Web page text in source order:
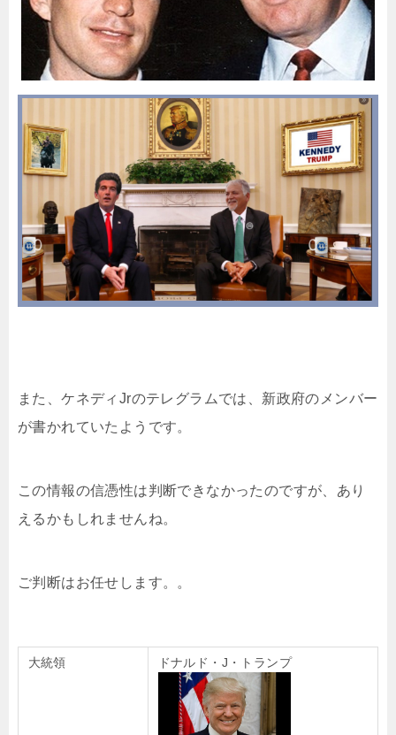
また、ケネディJrのテレグラムでは、新政府のメンバー
が書かれていたようです。
この情報の信憑性は判断できなかったのですが、あり
えるかもしれませんね。
ご判断はお任せします。。
大統領 ドナルド・J・トランプ